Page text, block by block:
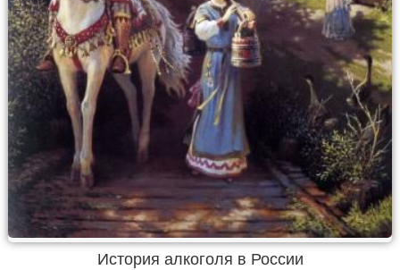
История алкоголя в России